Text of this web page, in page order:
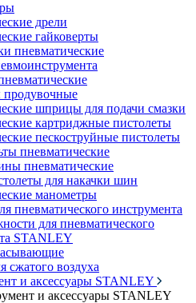
дрели
гайковерты
пневматические
продувочные
шприцы для подачи смазки
картриджные пистолеты
пескоструйные пистолеты
пневматические
пневматические
для накачки шин
манометры
пневматического инструмента
для пневматического
STANLEY
сжатого воздуха
и аксессуары STANLEY
и аксессуары STANLEY